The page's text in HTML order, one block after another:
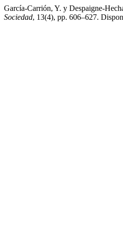
García-Carrión, Y. y Despaigne-
Sociedad, 13(4), pp. 606–627.